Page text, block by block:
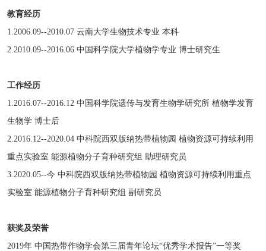
教育经历
1.2006.09--2010.07 云南大学生物技术专业 本科
2.2010.09--2016.06 中国科学院大学植物学专业 博士研究生
工作经历
1.2016.07--2016.12 中国科学院遗传与发育生物学研究所 植物学发育
生物学 博士后
2.2016.12--2020.04 中科院西双版纳热带植物园 植物资源可持续利用
重点实验室 能源植物分子育种研究组 助理研究员
3.2020.05--今 中科院西双版纳热带植物园 植物资源可持续利用重点
实验室 能源植物分子育种研究组 副研究员
获奖及荣誉
2019年 中国热带作物学会第三届青年论坛“优秀学术报告”一等奖